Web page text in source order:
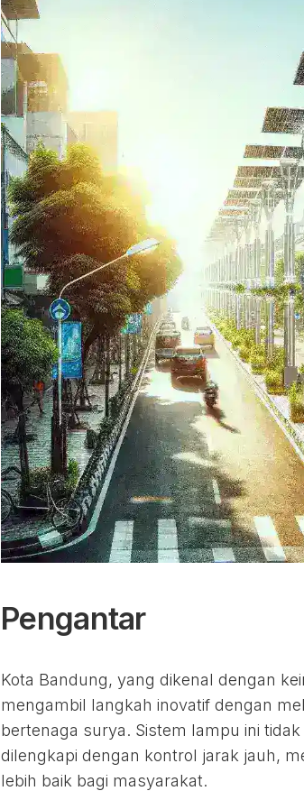
Pengantar
Kota Bandung, yang dikenal dengan
mengambil langkah inovatif dengan
bertenaga surya. Sistem lampu ini
dilengkapi dengan kontrol jarak jauh,
lebih baik bagi masyarakat.